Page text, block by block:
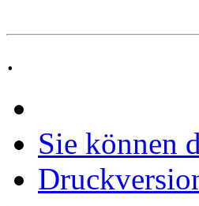
.
Sie können